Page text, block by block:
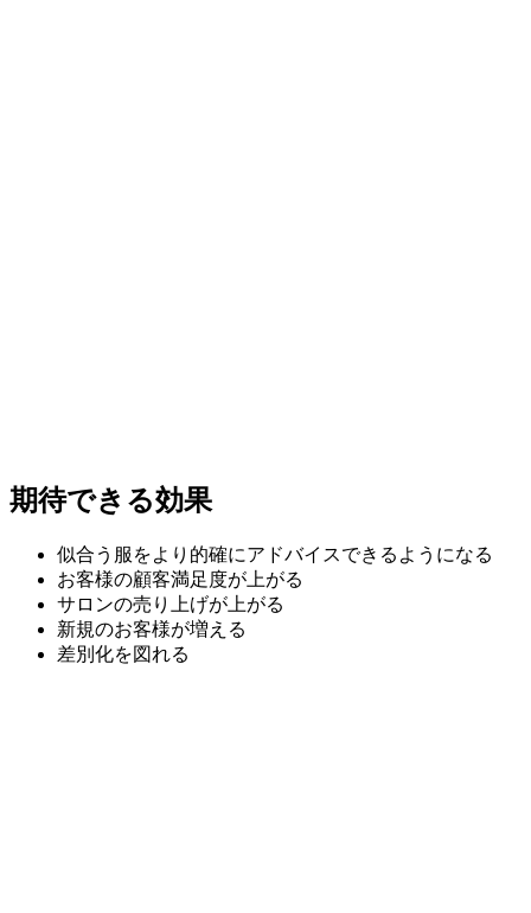
期待できる効果
似合う服をより的確にアドバイスできるようになる
お客様の顧客満足度が上がる
サロンの売り上げが上がる
新規のお客様が増える
差別化を図れる